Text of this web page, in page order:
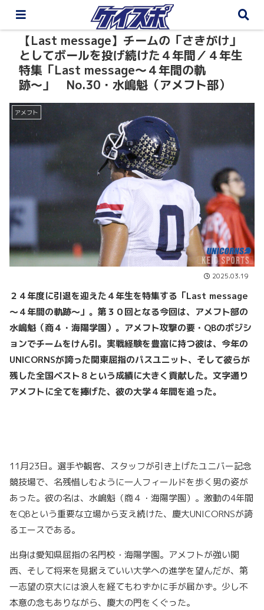
【Last message】チームの「さきがけ」
としてボールを投げ続けた４年間／４年生
特集「Last message〜４年間の軌
跡〜」 No.30・水嶋魁（アメフト部）
アメフト
2025.03.19
２４年度に引退を迎えた４年生を特集する「Last message
～４年間の軌跡～」。第３０回となる今回は、アメフト部の
水嶋魁（商４・海陽学園）。アメフト攻撃の要・QBのポジシ
ョンでチームをけん引。実戦経験を豊富に持つ彼は、今年の
UNICORNSが誇った関東屈指のパスユニット、そして彼らが
残した全国ベスト８という成績に大きく貢献した。文字通り
アメフトに全てを捧げた、彼の大学４年間を追った。
11月23日。選手や観客、スタッフが引き上げたユニバー記念
競技場で、名残惜しむように一人フィールドを歩く男の姿が
あった。彼の名は、水嶋魁（商４・海陽学園）。激動の4年間
をQBという重要な立場から支え続けた、慶大UNICORNSが誇
るエースである。
出身は愛知県屈指の名門校・海陽学園。アメフトが強い関
西、そして将来を見据えていい大学への進学を望んだが、第
一志望の京大には浪人を経てもわずかに手が届かず。少し不
本意の念もありながら、慶大の門をくぐった。